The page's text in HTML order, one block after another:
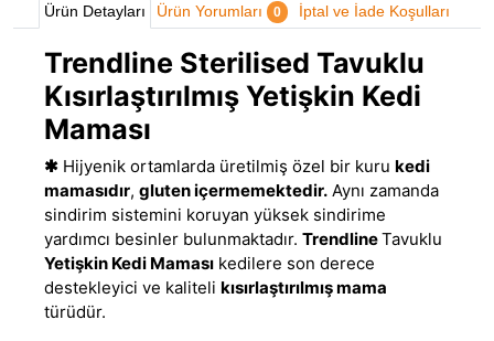
Ürün Detayları Ürün Yorumları 0 İptal ve İade Koşulları
Trendline Sterilised Tavuklu
Kısırlaştırılmış Yetişkin Kedi
Maması
✱ Hijyenik ortamlarda üretilmiş özel bir kuru kedi
mamasıdır, gluten içermemektedir. Aynı zamanda
sindirim sistemini koruyan yüksek sindirime
yardımcı besinler bulunmaktadır. TrendlineTavuklu
Yetişkin Kedi Maması kedilere son derece
destekleyici ve kaliteli kısırlaştırılmış mama
türüdür.